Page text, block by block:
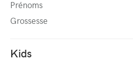
Prénoms
Grossesse
Kids